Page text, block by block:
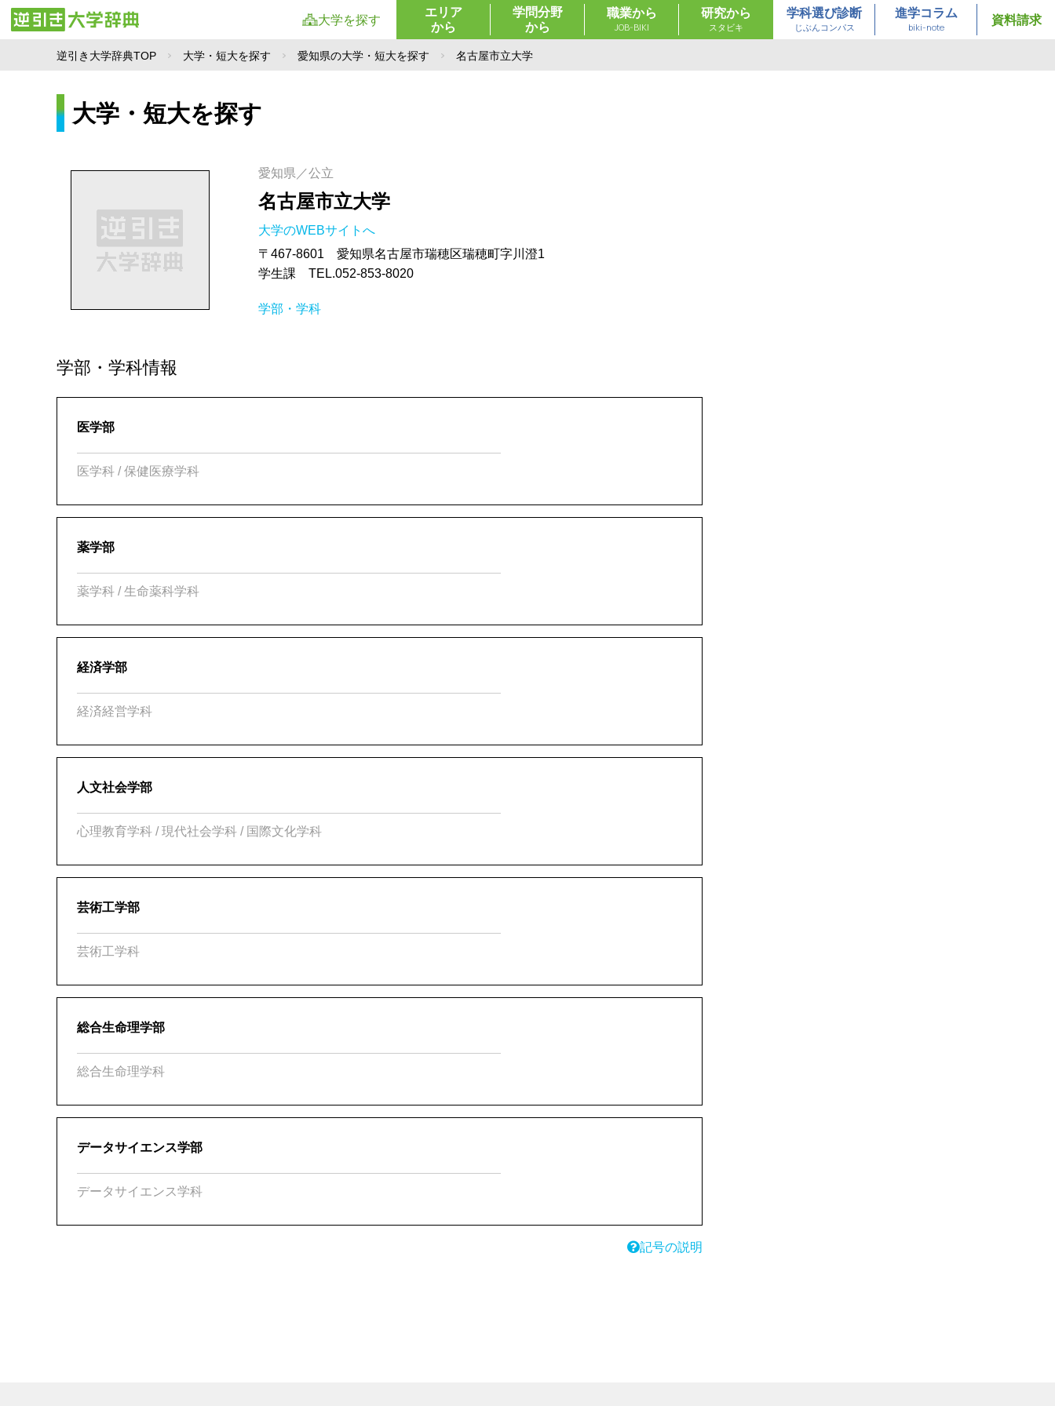
大学を探す
エリア
から
学問分野
から
職業から
JOB-BIKI
研究から
スタビキ
学科選び診断
じぶんコンパス
進学コラム
biki-note
資料請求
逆引き大学辞典TOP 大学・短大を探す 愛知県の大学・短大を探す 名古屋市立大学
大学・短大を探す
愛知県／公立
名古屋市立大学
大学のWEBサイトへ
〒467-8601 愛知県名古屋市瑞穂区瑞穂町字川澄1
学生課 TEL.052-853-8020
学部・学科
学部・学科情報
医学部
医学科 / 保健医療学科
薬学部
薬学科 / 生命薬科学科
経済学部
経済経営学科
人文社会学部
心理教育学科 / 現代社会学科 / 国際文化学科
芸術工学部
芸術工学科
総合生命理学部
総合生命理学科
データサイエンス学部
データサイエンス学科
記号の説明